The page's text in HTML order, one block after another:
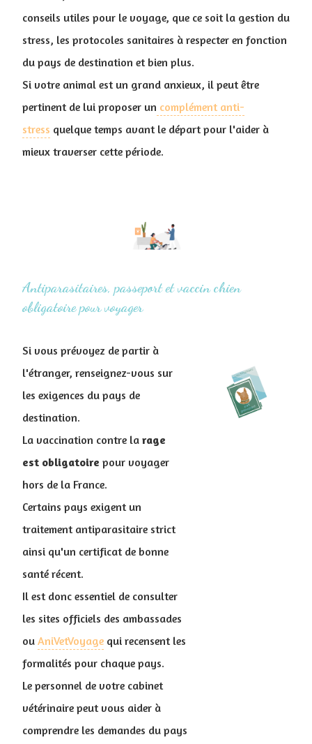
conseils utiles pour le voyage, que ce soit la gestion du
stress, les protocoles sanitaires à respecter en fonction
du pays de destination et bien plus.
Si votre animal est un grand anxieux, il peut être
pertinent de lui proposer un complément anti-
stress quelque temps avant le départ pour l'aider à
mieux traverser cette période.
Antiparasitaires, passeport et vaccin chien
obligatoire pour voyager
Si vous prévoyez de partir à
l'étranger, renseignez-vous sur
les exigences du pays de
destination.
La vaccination contre la rage
est obligatoire pour voyager
hors de la France.
Certains pays exigent un
traitement antiparasitaire strict
ainsi qu'un certificat de bonne
santé récent.
Il est donc essentiel de consulter
les sites officiels des ambassades
ou AniVetVoyage qui recensent les
formalités pour chaque pays.
Le personnel de votre cabinet
vétérinaire peut vous aider à
comprendre les demandes du pays